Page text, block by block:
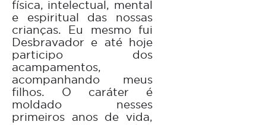
física, intelectual, mental
e espiritual das nossas
crianças. Eu mesmo fui
Desbravador e até hoje
participo dos
acampamentos,
acompanhando meus
filhos. O caráter é
moldado nesses
primeiros anos de vida,